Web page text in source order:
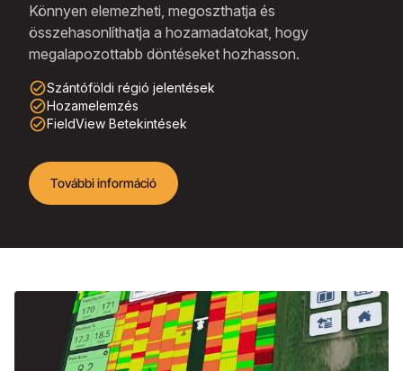
Könnyen elemezheti, megoszthatja és
összehasonlíthatja a hozamadatokat, hogy
megalapozottabb döntéseket hozhasson.
check_circle_outlineSzántóföldi régió jelentések
check_circle_outlineHozamelemzés
check_circle_outlineFieldView Betekintések
További információ